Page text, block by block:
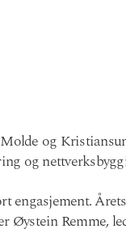
og
og
engasjement.
Øystein Remme,